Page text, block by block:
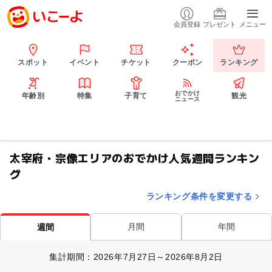
会員登録 プレゼント メニュー
スポット イベント チケット クーポン ランキング
年齢別 特集 子育て
おでかけ
ニュース
観光
太宰府・宗像エリアのおでかけ人気週間ランキン
グ
ランキング条件を変更する
週間 月間 年間
集計期間：2026年7月27日～2026年8月2日